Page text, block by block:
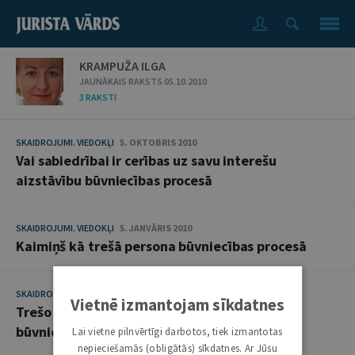
KRAMPUŽA ILGA
JAUNĀKAIS RAKSTS 05.10.2010
3 RAKSTI
SKAIDROJUMI. VIEDOKĻI 5. OKTOBRIS 2010
Vai sabiedrībai ir cerības uz savu interešu
aizstāvību būvniecības procesā
SKAIDROJUMI. VIEDOKĻI 5. JANVĀRIS 2010
Kaimiņš kā trešā persona būvniecības procesā
SKAIDROJUMI. VIEDOKĻI
Trešo personu tiesisko interešu aizstāvība
būvniecības procesā
Vietnē izmantojam sīkdatnes
Lai vietne pilnvērtīgi darbotos, tiek izmantotas
nepieciešamās (obligātās) sīkdatnes. Ar Jūsu